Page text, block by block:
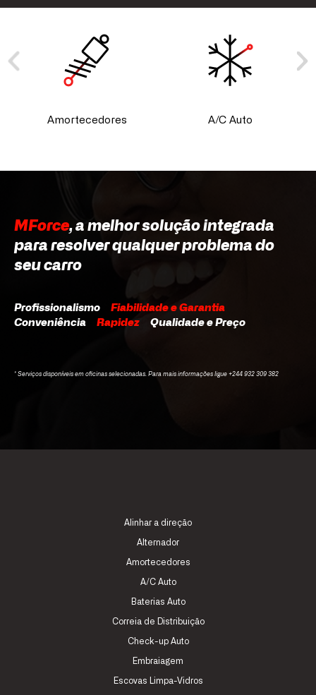
Amortecedores A/C Auto
MForce, a melhor solução integrada
para resolver qualquer problema do
seu carro
Profissionalismo Fiabilidade e Garantia
Conveniência Rapidez Qualidade e Preço
* Serviços disponíveis em oficinas selecionadas. Para mais informações ligue +244 932 309 382
Alinhar a direção
Alternador
Amortecedores
A/C Auto
Baterias Auto
Correia de Distribuição
Check-up Auto
Embraiagem
Escovas Limpa-Vidros